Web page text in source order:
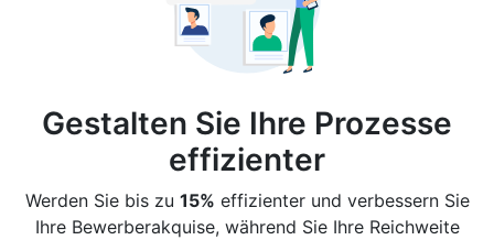
Gestalten Sie Ihre Prozesse
effizienter
Werden Sie bis zu 15% effizienter und verbessern Sie
Ihre Bewerberakquise, während Sie Ihre Reichweite